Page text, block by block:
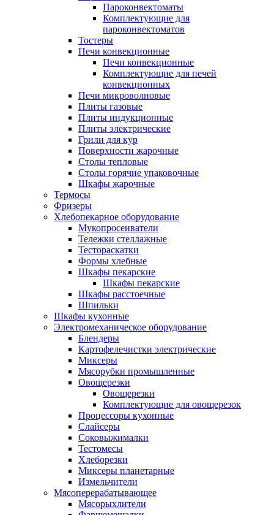
Пароконвектоматы
Комплектующие для
пароконвектоматов
Тостеры
Печи конвекционные
Печи конвекционные
Комплектующие для печей
конвекционных
Печи микроволновые
Плиты газовые
Плиты индукционные
Плиты электрические
Грили для кур
Поверхности жарочные
Столы тепловые
Столы горячие упаковочные
Шкафы жарочные
Термосы
Фризеры
Хлебопекарное оборудование
Мукопросеиватели
Тележки стеллажные
Тестораскатки
Формы хлебные
Шкафы пекарские
Шкафы пекарские
Шкафы расстоечные
Шпильки
Шкафы кухонные
Электромеханическое оборудование
Блендеры
Картофелечистки электрические
Миксеры
Мясорубки промышленные
Овощерезки
Овощерезки
Комплектующие для овощерезок
Процессоры кухонные
Слайсеры
Соковыжималки
Тестомесы
Хлеборезки
Миксеры планетарные
Измельчители
Мясоперерабатывающее
Мясорыхлители